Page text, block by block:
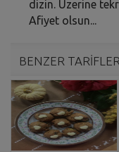
dizin. Üzerine
Afiyet olsun...
BENZER TARİFLER